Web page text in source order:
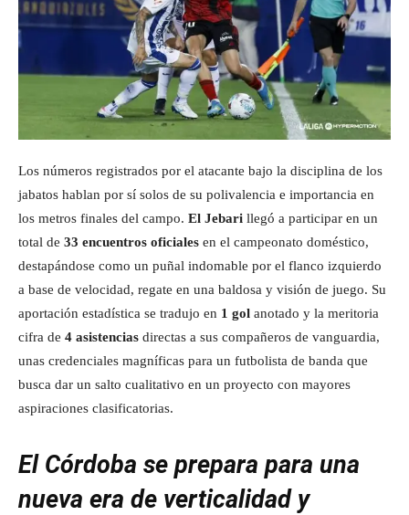
Los números registrados por el atacante bajo la disciplina de los
jabatos hablan por sí solos de su polivalencia e importancia en
los metros finales del campo. El Jebari llegó a participar en un
total de 33 encuentros oficiales en el campeonato doméstico,
destapándose como un puñal indomable por el flanco izquierdo
a base de velocidad, regate en una baldosa y visión de juego. Su
aportación estadística se tradujo en 1 gol anotado y la meritoria
cifra de 4 asistencias directas a sus compañeros de vanguardia,
unas credenciales magníficas para un futbolista de banda que
busca dar un salto cualitativo en un proyecto con mayores
aspiraciones clasificatorias.
El Córdoba se prepara para una
nueva era de verticalidad y